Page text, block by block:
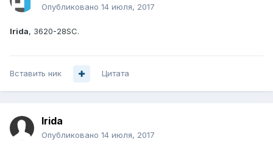
Опубликовано 14 июля, 2017
Irida, 3620-28SC.
Вставить ник Цитата
Irida
Опубликовано 14 июля, 2017